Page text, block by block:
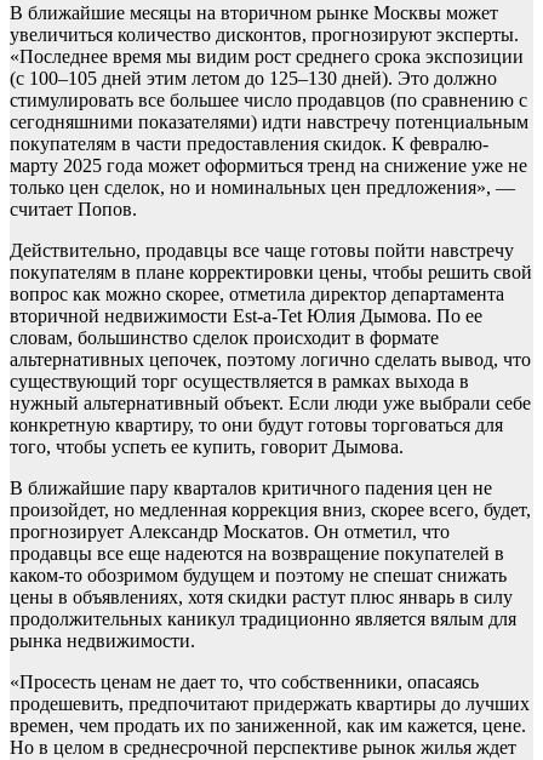
В ближайшие месяцы на вторичном рынке Москвы может
увеличиться количество дисконтов, прогнозируют эксперты.
«Последнее время мы видим рост среднего срока экспозиции
(c 100–105 дней этим летом до 125–130 дней). Это должно
стимулировать все большее число продавцов (по сравнению с
сегодняшними показателями) идти навстречу потенциальным
покупателям в части предоставления скидок. К февралю-
марту 2025 года может оформиться тренд на снижение уже не
только цен сделок, но и номинальных цен предложения», —
считает Попов.
Действительно, продавцы все чаще готовы пойти навстречу
покупателям в плане корректировки цены, чтобы решить свой
вопрос как можно скорее, отметила директор департамента
вторичной недвижимости Est-a-Tet Юлия Дымова. По ее
словам, большинство сделок происходит в формате
альтернативных цепочек, поэтому логично сделать вывод, что
существующий торг осуществляется в рамках выхода в
нужный альтернативный объект. Если люди уже выбрали себе
конкретную квартиру, то они будут готовы торговаться для
того, чтобы успеть ее купить, говорит Дымова.
В ближайшие пару кварталов критичного падения цен не
произойдет, но медленная коррекция вниз, скорее всего, будет,
прогнозирует Александр Москатов. Он отметил, что
продавцы все еще надеются на возвращение покупателей в
каком-то обозримом будущем и поэтому не спешат снижать
цены в объявлениях, хотя скидки растут плюс январь в силу
продолжительных каникул традиционно является вялым для
рынка недвижимости.
«Просесть ценам не дает то, что собственники, опасаясь
продешевить, предпочитают придержать квартиры до лучших
времен, чем продать их по заниженной, как им кажется, цене.
Но в целом в среднесрочной перспективе рынок жилья ждет